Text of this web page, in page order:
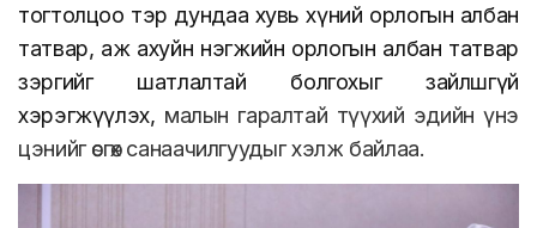
тогтолцоо тэр дундаа хувь хүний орлогын албан
татвар, аж ахуйн нэгжийн орлогын албан татвар
зэргийг шатлалтай болгохыг зайлшгүй
хэрэгжүүлэх, малын гаралтай түүхий эдийн үнэ
цэнийг өсгөх санаачилгуудыг хэлж байлаа.